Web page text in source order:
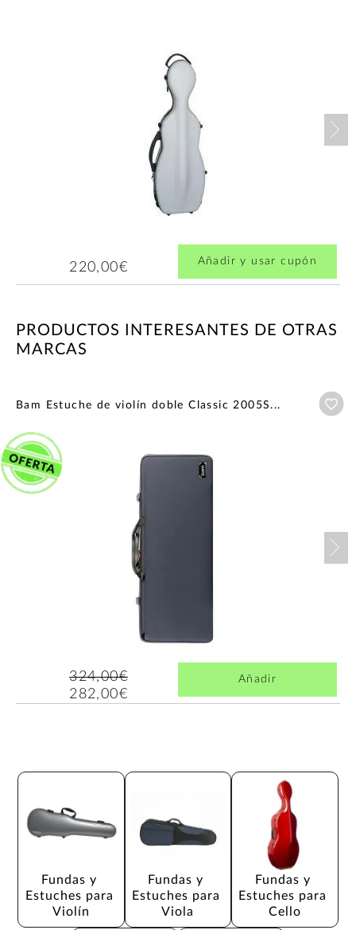
220,00€ Añadir y usar cupón
PRODUCTOS INTERESANTES DE OTRAS
MARCAS
Bam Estuche de violín doble Classic 2005S...
324,00€
282,00€
Añadir
Fundas y
Estuches para
Violín
Fundas y
Estuches para
Viola
Fundas y
Estuches para
Cello